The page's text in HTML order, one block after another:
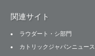
関連サイト
ラウダート・シ部門
カトリックジャパンニュース